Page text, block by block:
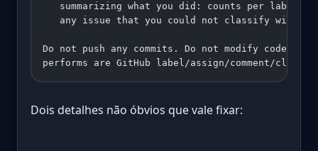
summarizing what you did: counts per label,
any issue that you could not classify with
Do not push any commits. Do not modify code.
performs are GitHub label/assign/comment/close
Dois detalhes não óbvios que vale fixar: